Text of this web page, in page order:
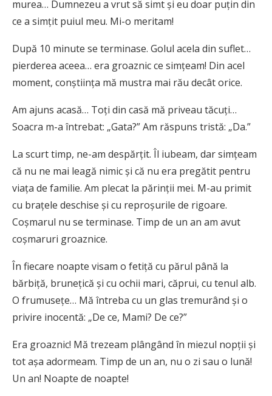
murea… Dumnezeu a vrut să simt şi eu doar puţin din
ce a simţit puiul meu. Mi-o meritam!
După 10 minute se terminase. Golul acela din suflet…
pierderea aceea… era groaznic ce simţeam! Din acel
moment, conştiinţa mă mustra mai rău decât orice.
Am ajuns acasă… Toţi din casă mă priveau tăcuţi…
Soacra m-a întrebat: „Gata?” Am răspuns tristă: „Da.”
La scurt timp, ne-am despărţit. Îl iubeam, dar simţeam
că nu ne mai leagă nimic şi că nu era pregătit pentru
viaţa de familie. Am plecat la părinţii mei. M-au primit
cu braţele deschise şi cu reproşurile de rigoare.
Coşmarul nu se terminase. Timp de un an am avut
coşmaruri groaznice.
În fiecare noapte visam o fetiţă cu părul până la
bărbiţă, bruneţică şi cu ochii mari, căprui, cu tenul alb.
O frumuseţe… Mă întreba cu un glas tremurând şi o
privire inocentă: „De ce, Mami? De ce?”
Era groaznic! Mă trezeam plângând în miezul nopţii şi
tot aşa adormeam. Timp de un an, nu o zi sau o lună!
Un an! Noapte de noapte!